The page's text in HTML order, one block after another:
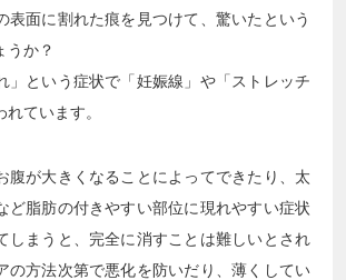
表面に割れた痕を見つけて、驚いたという
うか？
」という症状で「妊娠線」や「ストレッチ
ています。
腹が大きくなることによってできたり、太
ど脂肪の付きやすい部位に現れやすい症状
しまうと、完全に消すことは難しいとされ
の方法次第で悪化を防いだり、薄くしてい